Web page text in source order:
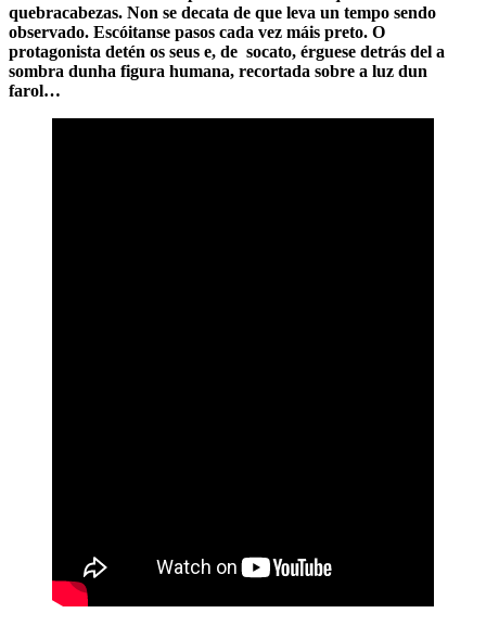
quebracabezas. Non se decata de que leva un tempo sendo
observado. Escóitanse pasos cada vez máis preto. O
protagonista detén os seus e, de socato, érguese detrás del a
sombra dunha figura humana, recortada sobre a luz dun
farol…